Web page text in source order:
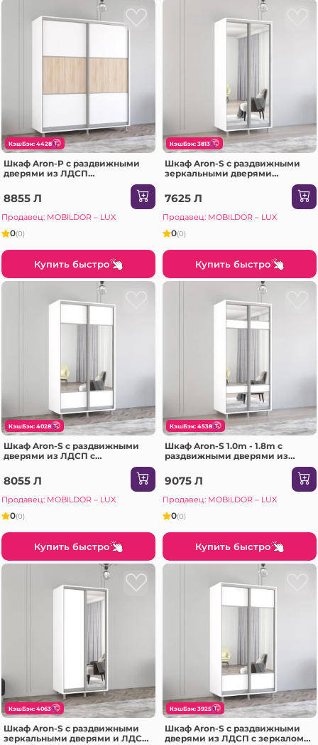
КэшБэк: 4428
Шкаф Aron-P с раздвижными
дверями из ЛДСП
горизонтальный (190x60x200H
см) Sonoma
8855 Л
Продавец: MOBILDOR – LUX
0(0)
Купить быстро
КэшБэк: 3813
Шкаф Aron-S с раздвижными
зеркальными дверями
7625 Л
Продавец: MOBILDOR – LUX
0(0)
Купить быстро
КэшБэк: 4028
Шкаф Aron-S с раздвижными
дверями из ЛДСП с
(110x60x240H см) Sonoma
8055 Л
Продавец: MOBILDOR – LUX
0(0)
Купить быстро
КэшБэк: 4538
Шкаф Aron-S 1.0m - 1.8m с
раздвижными дверями из
(160x60x220H см) Сонома
9075 Л
Продавец: MOBILDOR – LUX
0(0)
Купить быстро
КэшБэк: 4063
Шкаф Aron-S с раздвижными
зеркальными дверями и ЛДСП
КэшБэк: 3925
Шкаф Aron-S с раздвижными
дверями из ЛДСП с зеркалом